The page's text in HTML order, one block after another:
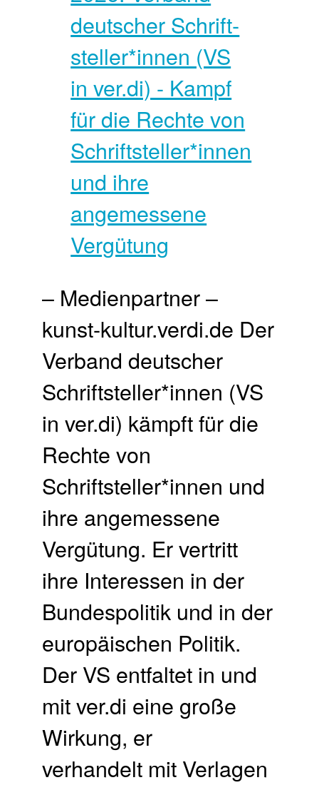
– Medienpartner –
kunst-kultur.verdi.de Der
Verband deutscher
Schriftsteller*innen (VS
in ver.di) kämpft für die
Rechte von
Schriftsteller*innen und
ihre angemessene
Vergütung. Er vertritt
ihre Interessen in der
Bundespolitik und in der
europäischen Politik.
Der VS entfaltet in und
mit ver.di eine große
Wirkung, er
verhandelt mit Verlagen